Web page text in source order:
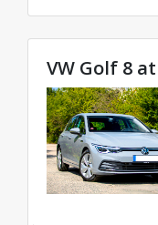
VW Golf 8 at